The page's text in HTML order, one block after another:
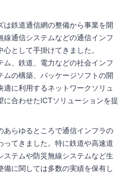
は鉄道通信網の整備から事業を開
通信システムなどの通信インフ
として手掛けてきました。
、鉄道、電力などの社会インフ
ムの構築、パッケージソフトの開
に利用するネットワークソリュ
に合わせたICTソリューションを提
あらゆるところで通信インフラの
ってきました。特に鉄道や高速道
ステムや防災無線システムなど生
に関しては多数の実績を保有し